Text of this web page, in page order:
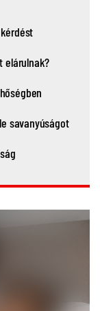
elárulnak?
savanyúságot